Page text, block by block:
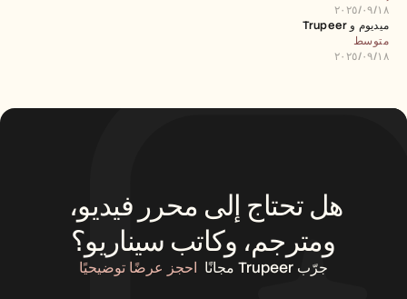
١٨‏/٠٩‏/٢٠٢٥
ميديوم و Trupeer
متوسط
١٨‏/٠٩‏/٢٠٢٥
ومترجم، وكاتب سيناريو؟
جرّب Trupeer مجانًا احجز عرضًا توضيحيًا